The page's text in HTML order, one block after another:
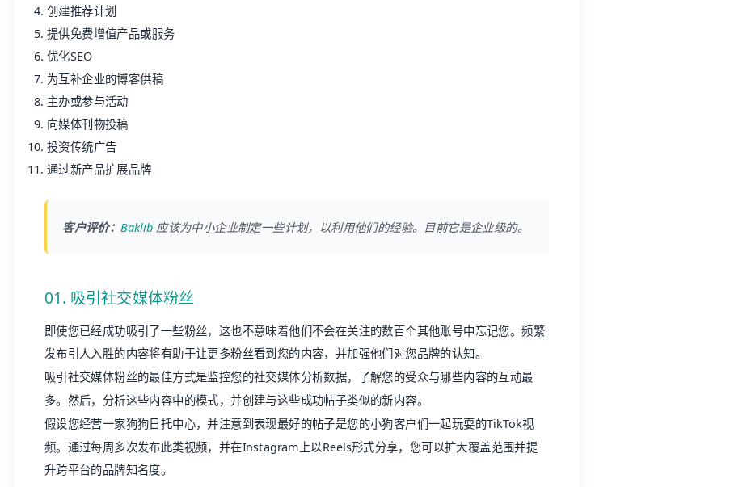
创建推荐计划
提供免费增值产品或服务
优化SEO
为互补企业的博客供稿
主办或参与活动
向媒体刊物投稿
投资传统广告
通过新产品扩展品牌
客户评价： Baklib 应该为中小企业制定一些计划，以利用他们的经验。目前它是企业级的。
01. 吸引社交媒体粉丝
即使您已经成功吸引了一些粉丝，这也不意味着他们不会在关注的数百个其他账号中忘记您。频繁
发布引人入胜的内容将有助于让更多粉丝看到您的内容，并加强他们对您品牌的认知。
吸引社交媒体粉丝的最佳方式是监控您的社交媒体分析数据，了解您的受众与哪些内容的互动最
多。然后，分析这些内容中的模式，并创建与这些成功帖子类似的新内容。
假设您经营一家狗狗日托中心，并注意到表现最好的帖子是您的小狗客户们一起玩耍的TikTok视
频。通过每周多次发布此类视频，并在Instagram上以Reels形式分享，您可以扩大覆盖范围并提
升跨平台的品牌知名度。